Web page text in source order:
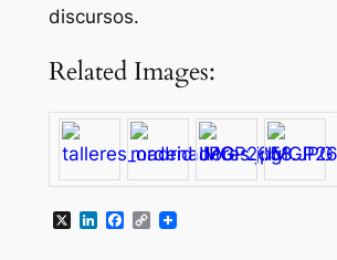
discursos.
Related Images:
X LinkedIn
Facebook
Copy